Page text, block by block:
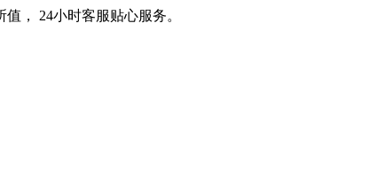
， 24小时客服贴心服务。